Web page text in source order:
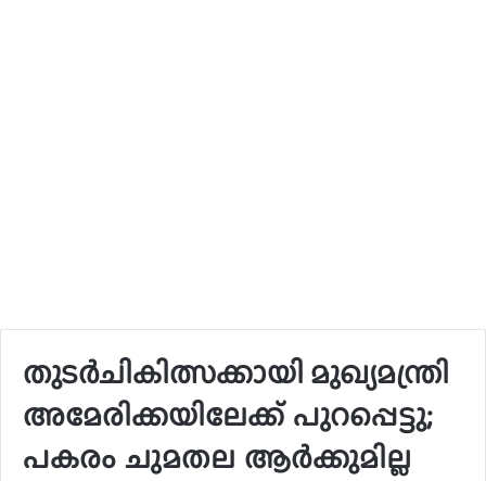
തുടര്‍ചികിത്സക്കായി മുഖ്യമന്ത്രി
അമേരിക്കയിലേക്ക് പുറപ്പെട്ടു;
പകരം ചുമതല ആര്‍ക്കുമില്ല